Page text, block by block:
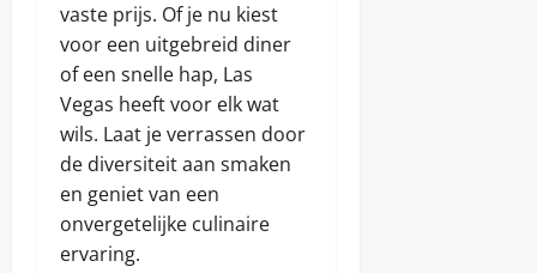
vaste prijs. Of je nu kiest
voor een uitgebreid diner
of een snelle hap, Las
Vegas heeft voor elk wat
wils. Laat je verrassen door
de diversiteit aan smaken
en geniet van een
onvergetelijke culinaire
ervaring.